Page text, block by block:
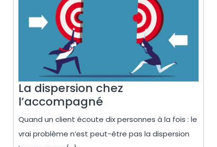
La dispersion chez
l’accompagné
dispersion
chez
l’accompagné
Quand un client écoute dix personnes à la fois : le
vrai problème n’est peut-être pas la dispersion